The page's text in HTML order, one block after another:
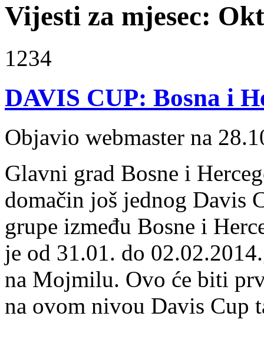
Vijesti za mjesec:
1234
DAVIS CUP: Bosna i
Objavio webmaster na
Glavni grad Bosne i
domačin još jednog
grupe između Bosne i
je od 31.01. do
na Mojmilu. Ovo će biti
na ovom nivou Davis Cup